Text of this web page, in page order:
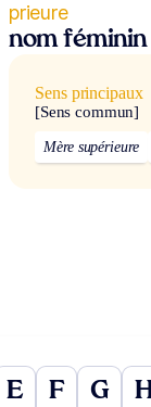
prieure
nom féminin
Sens principaux
[Sens commun]
Mère supérieure
E F G